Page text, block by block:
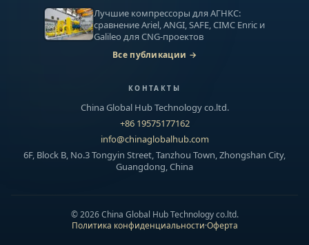
Лучшие компрессоры для АГНКС:
сравнение Ariel, ANGI, SAFE, CIMC Enric и
Galileo для CNG-проектов
Все публикации →
КОНТАКТЫ
China Global Hub Technology co.ltd.
+86 19575177162
info@chinaglobalhub.com
6F, Block B, No.3 Tongyin Street, Tanzhou Town, Zhongshan City,
Guangdong, China
©2026 China Global Hub Technology co.ltd.
Политика конфиденциальности·Оферта